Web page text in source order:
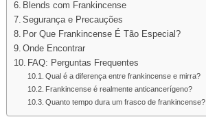
Blends com Frankincense
Segurança e Precauções
Por Que Frankincense É Tão Especial?
Onde Encontrar
FAQ: Perguntas Frequentes
Qual é a diferença entre frankincense e mirra?
Frankincense é realmente anticancerígeno?
Quanto tempo dura um frasco de frankincense?